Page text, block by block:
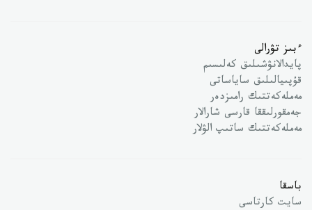
ءبىز تۋرالى
پايدالانۋشىلىق كەلىسىم
قۇپىيالىلىق ساياساتى
مەملەكەتتىك رامىزدەر
جەمقورلىققا قارسى شارالار
مەملەكەتتىك ساتىپ الۋلار
باسقا
سايت كارتاسى